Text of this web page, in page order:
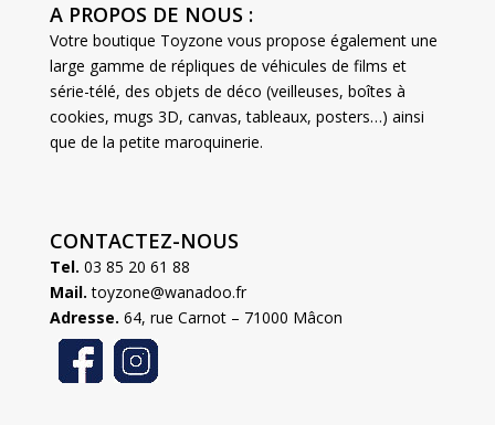
A PROPOS DE NOUS :
Votre boutique Toyzone vous propose également une
large gamme de répliques de véhicules de films et
série-télé, des objets de déco (veilleuses, boîtes à
cookies, mugs 3D, canvas, tableaux, posters…) ainsi
que de la petite maroquinerie.
CONTACTEZ-NOUS
Tel. 03 85 20 61 88
Mail. toyzone@wanadoo.fr
Adresse. 64, rue Carnot – 71000 Mâcon